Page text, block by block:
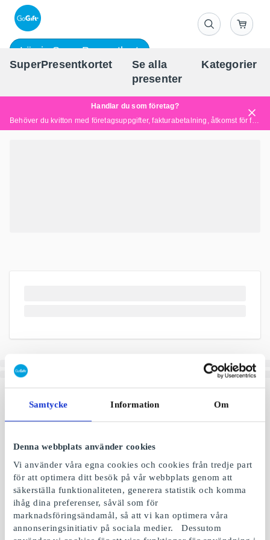
Samtycke Information Om
Denna webbplats använder cookies
Vi använder våra egna cookies och cookies från tredje part
för att optimera ditt besök på vår webbplats genom att
säkerställa funktionaliteten, generera statistik och komma
ihåg dina preferenser, såväl som för
marknadsföringsändamål, så att vi kan optimera våra
annonseringsinitiativ på sociala medier. Dessutom
Lös in SuperPresentkort
SuperPresentkortet
Se alla
presenter
Kategorier
Handlar du som företag?
Behöver du kvitton med företagsuppgifter, fakturabetalning, åtkomst för flera användare eller skräddarsydda lösningar?